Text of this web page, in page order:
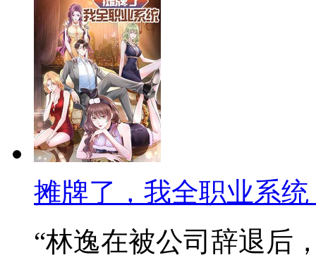
摊牌了，我全职业系统
“林逸在被公司辞退后